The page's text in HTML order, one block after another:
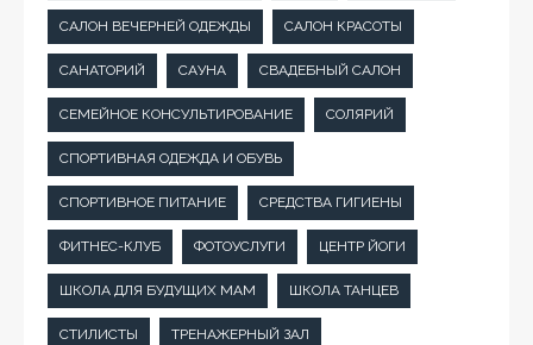
САЛОН ВЕЧЕРНЕЙ ОДЕЖДЫ САЛОН КРАСОТЫ
САНАТОРИЙ САУНА СВАДЕБНЫЙ САЛОН
СЕМЕЙНОЕ КОНСУЛЬТИРОВАНИЕ СОЛЯРИЙ
СПОРТИВНАЯ ОДЕЖДА И ОБУВЬ
СПОРТИВНОЕ ПИТАНИЕ СРЕДСТВА ГИГИЕНЫ
ФИТНЕС-КЛУБ ФОТОУСЛУГИ ЦЕНТР ЙОГИ
ШКОЛА ДЛЯ БУДУЩИХ МАМ ШКОЛА ТАНЦЕВ
СТИЛИСТЫ ТРЕНАЖЕРНЫЙ ЗАЛ